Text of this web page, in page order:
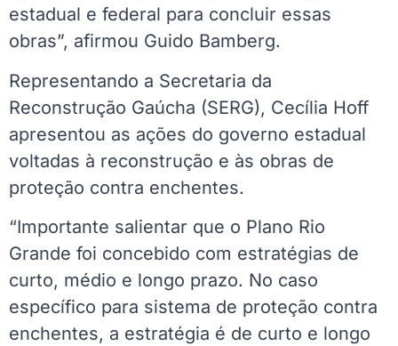
estadual e federal para concluir essas
obras”, afirmou Guido Bamberg.
Representando a Secretaria da
Reconstrução Gaúcha (SERG), Cecília Hoff
apresentou as ações do governo estadual
voltadas à reconstrução e às obras de
proteção contra enchentes.
“Importante salientar que o Plano Rio
Grande foi concebido com estratégias de
curto, médio e longo prazo. No caso
específico para sistema de proteção contra
enchentes, a estratégia é de curto e longo